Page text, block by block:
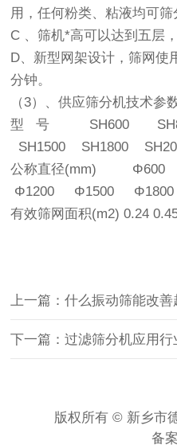
用，任何粉类、粘液均可筛
C 、筛机*高可以达到五层
D、新型网架设计，筛网使
分钟。
（3）、供应筛分机技术参
型 号 SH600
SH1500 SH1800
公称直径(mm)
Φ1200 Φ1500
有效筛网面积(m2) 0.24
上一篇：什么振动筛能改
下一篇：过滤筛分机应用
版权所有 © 新乡市
备